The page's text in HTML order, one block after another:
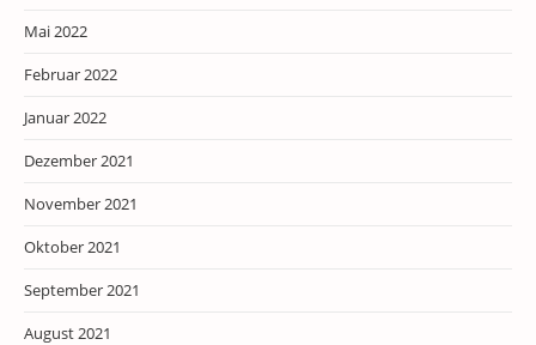
Mai 2022
Februar 2022
Januar 2022
Dezember 2021
November 2021
Oktober 2021
September 2021
August 2021